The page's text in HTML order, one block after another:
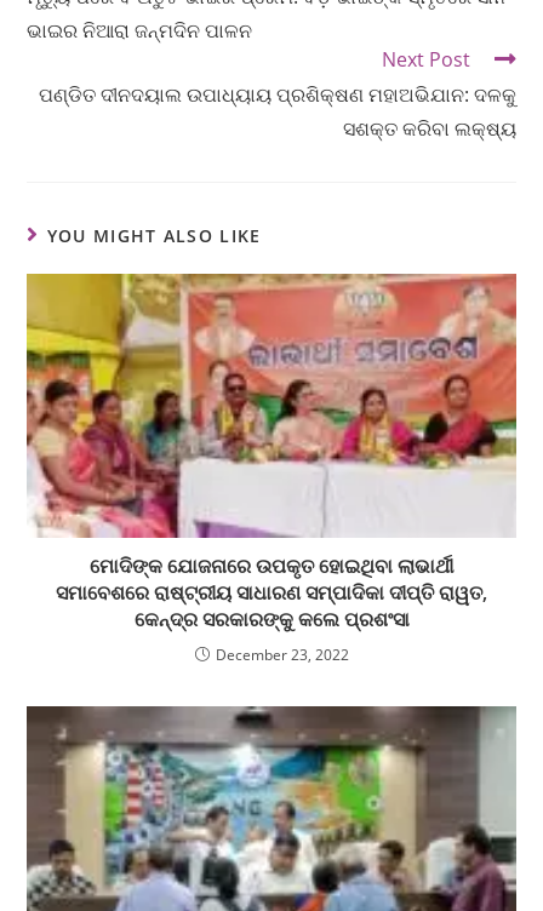
ଭାଇର ନିଆରା ଜନ୍ମଦିନ ପାଳନ
Next Post
ପଣ୍ଡିତ ଦୀନଦୟାଲ ଉପାଧ୍ୟାୟ ପ୍ରଶିକ୍ଷଣ ମହାଅଭିଯାନ: ଦଳକୁ
ସଶକ୍ତ କରିବା ଲକ୍ଷ୍ୟ
YOU MIGHT ALSO LIKE
ମୋଦିଙ୍କ ଯୋଜନାରେ ଉପକୃତ ହୋଇଥିବା ଲାଭାର୍ଥୀ
ସମାବେଶରେ ରାଷ୍ଟ୍ରୀୟ ସାଧାରଣ ସମ୍ପାଦିକା ଦୀପ୍ତି ରାୱତ,
କେନ୍ଦ୍ର ସରକାରଙ୍କୁ କଲେ ପ୍ରଶଂସା
December 23, 2022